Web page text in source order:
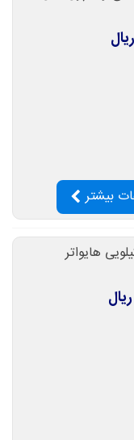
بیشتر
خطی 4 کیلویی هایواتر